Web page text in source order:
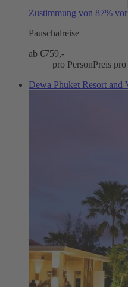
Zustimmung von 87% vor
Pauschalreise
ab €759,-
pro PersonPreis pro
Dewa Phuket Resort and